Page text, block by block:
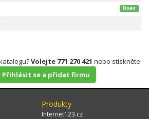
Dnes
Volejte 771 270 421 nebo stiskněte
Přihlásit se a přidat firmu
Produkty
Internet123.cz